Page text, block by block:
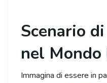
Scenario
nel Mondo
Immagina di essere in